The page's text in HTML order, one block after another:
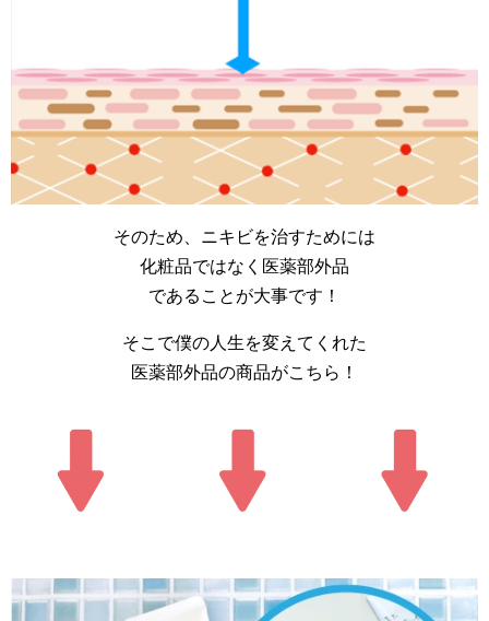
そのため、ニキビを治すためには
化粧品ではなく医薬部外品
であることが大事です！
そこで僕の人生を変えてくれた
医薬部外品の商品がこちら！